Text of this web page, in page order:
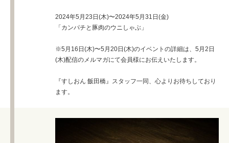
2024年5月23日(木)〜2024年5月31日(金)
「カンパチと豚肉のウニしゃぶ」
※5月16日(木)〜5月20日(木)のイベントの詳細は、5月2日
(木)配信のメルマガにて会員様にお伝えいたします。
『すしおん 飯田橋』スタッフ一同、心よりお待ちしており
ます。